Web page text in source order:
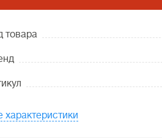
товара
характеристики